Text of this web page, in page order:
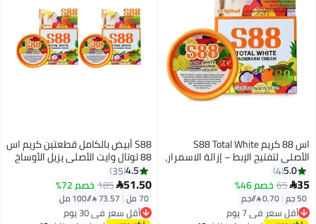
اس 88 كريم S88 Total White
الأصلي لتفتيح الإبط – إزالة الاسمرار،
توحيد لون البشرة، وتقليل رائحة
العرق بتركيبة آمنة وفعالة
5.0
4
35
65 خصم 46%
50 جم |0.70 /⁨/جم⁩
أقل سعر في 7 يوم
توصيل مجاني
S88 أبيض بالكامل قطعتين كريم اس
88 توتال وايت الأصلي يزيل الأوساخ
ويتخلص من الروائح ويفتح البشرة مع
تحفيز مرونة الجلد 35 جرام
4.5
35
51.50
185 خصم 72%
70 مل |
أقل سعر في 30 يوم
توصيل مجاني